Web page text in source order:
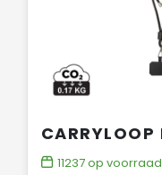
11237op voorraad